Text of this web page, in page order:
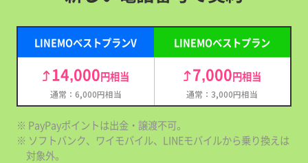
LINEMOベストプランV LINEMOベストプラン
14,000円相当
通常：6,000円相当
7,000円相当
通常：3,000円相当
※ PayPayポイントは出金・譲渡不可。
※ ソフトバンク、ワイモバイル、LINEモバイルから乗り換えは
対象外。